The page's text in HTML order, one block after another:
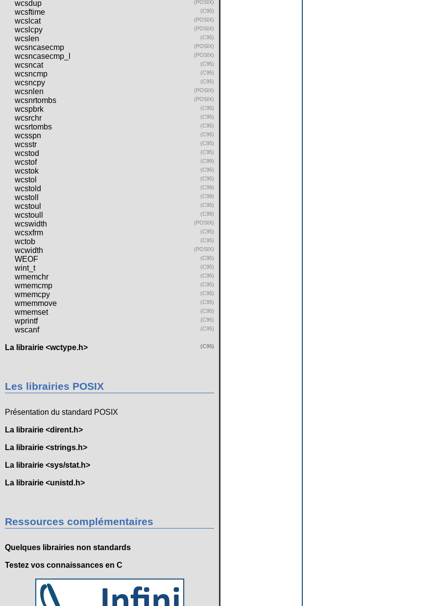
wcsdup (POSIX)
wcsftime (C95)
wcslcat (POSIX)
wcslcpy (POSIX)
wcslen (C95)
wcsncasecmp (POSIX)
wcsncasecmp_l (POSIX)
wcsncat (C95)
wcsncmp (C95)
wcsncpy (C95)
wcsnlen (POSIX)
wcsnrtombs (POSIX)
wcspbrk (C95)
wcsrchr (C95)
wcsrtombs (C95)
wcsspn (C95)
wcsstr (C95)
wcstod (C95)
wcstof (C99)
wcstok (C95)
wcstol (C95)
wcstold (C99)
wcstoll (C99)
wcstoul (C95)
wcstoull (C99)
wcswidth (POSIX)
wcsxfrm (C95)
wctob (C95)
wcwidth (POSIX)
WEOF (C95)
wint_t (C95)
wmemchr (C95)
wmemcmp (C95)
wmemcpy (C95)
wmemmove (C95)
wmemset (C95)
wprintf (C95)
wscanf (C95)
La librairie <wctype.h> (C95)
Les librairies POSIX
Présentation du standard POSIX
La librairie <dirent.h>
La librairie <strings.h>
La librairie <sys/stat.h>
La librairie <unistd.h>
Ressources complémentaires
Quelques librairies non standards
Testez vos connaissances en C